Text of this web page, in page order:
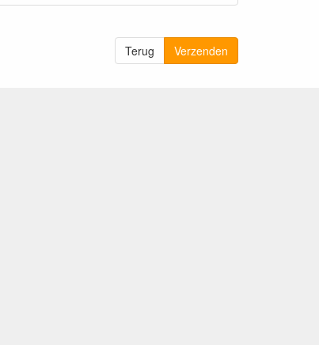
Terug Verzenden